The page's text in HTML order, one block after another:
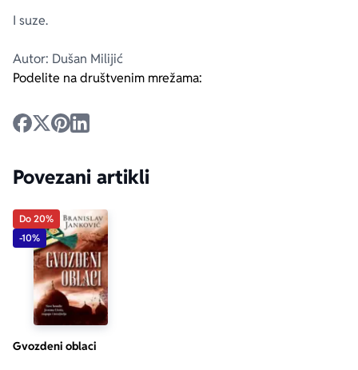
I suze.
Autor: Dušan Milijić
Podelite na društvenim mrežama:
Povezani artikli
Do 20%
-10%
Gvozdeni oblaci